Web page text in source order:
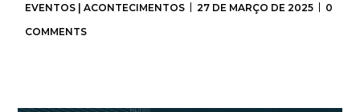
EVENTOS | ACONTECIMENTOS 27 DE MARÇO DE 2025
0
COMMENTS